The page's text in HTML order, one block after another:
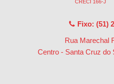
CRECI 166-J
Fixo: (51)
Rua Marechal
Centro - Santa Cruz do